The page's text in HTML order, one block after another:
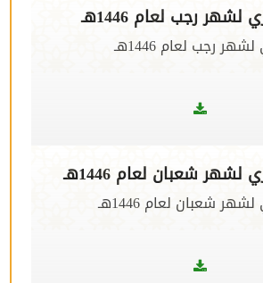
لشهر رجب لعام 1446هـ
رجب لعام 1446هـ
لشهر شعبان لعام 1446هـ
شعبان لعام 1446هـ